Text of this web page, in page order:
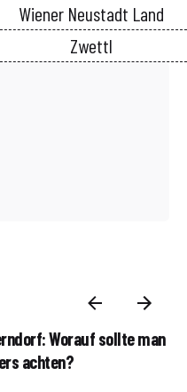
Wiener Neustadt Land
Zwettl
Worauf sollte man
achten?